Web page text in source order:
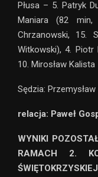
Płusa – 5. Patryk
Maniara (82 min,
Chrzanowski, 15.
Witkowski), 4.
10. Mirosław Kalista
Sędzia: Przemysław
relacja: Paweł
WYNIKI
RAMACH 2.